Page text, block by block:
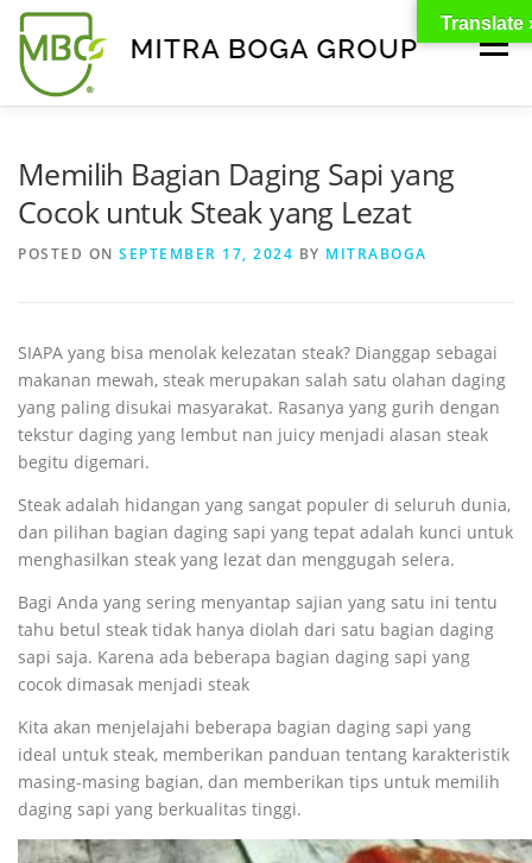
Menu
Memilih Bagian Daging Sapi yang
Cocok untuk Steak yang Lezat
POSTED ON SEPTEMBER 17, 2024 BY MITRABOGA
SIAPA yang bisa menolak kelezatan steak? Dianggap sebagai
makanan mewah, steak merupakan salah satu olahan daging
yang paling disukai masyarakat. Rasanya yang gurih dengan
tekstur daging yang lembut nan juicy menjadi alasan steak
begitu digemari.
Steak adalah hidangan yang sangat populer di seluruh dunia,
dan pilihan bagian daging sapi yang tepat adalah kunci untuk
menghasilkan steak yang lezat dan menggugah selera.
Bagi Anda yang sering menyantap sajian yang satu ini tentu
tahu betul steak tidak hanya diolah dari satu bagian daging
sapi saja. Karena ada beberapa bagian daging sapi yang
cocok dimasak menjadi steak
Kita akan menjelajahi beberapa bagian daging sapi yang
ideal untuk steak, memberikan panduan tentang karakteristik
masing-masing bagian, dan memberikan tips untuk memilih
daging sapi yang berkualitas tinggi.
Translate